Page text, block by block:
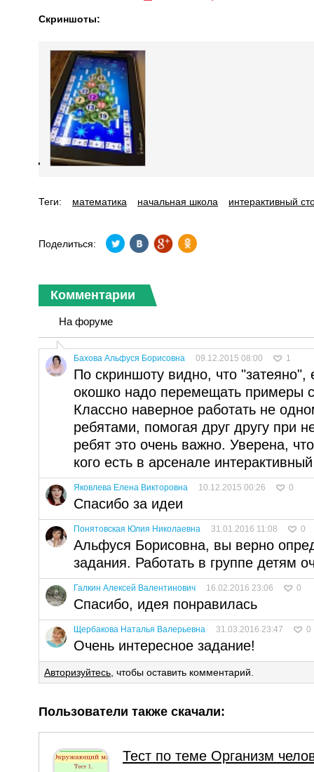
Скриншоты:
Теги: математика начальная школа интерактивный
Поделиться:
Комментарии
На форуме
Бахова Альфуся Борисовна 09.12.2015 08:00 1
По скриншоту видно, что
окошко надо перемещать примеры
Классно наверное работать не
ребятами, помогая друг другу при
ребят это очень важно. Уверена,
кого есть в арсенале
Яковлева Елена Викторовна 10.12.2015 00:26 0
Спасибо за идеи
Понятовская Юлия Николаевна 31.01.2016 11:08 0
Альфуся Борисовна, вы верно
задания. Работать в группе детям
Галкин Алексей Валентинович 16.02.2016 23:06 0
Спасибо, идея понравилась
Щербакова Наталья Валерьевна 31.03.2016 23:47 0
Очень интересное задание!
Авторизуйтесь , чтобы оставить комментарий.
Пользователи также скачали:
Тест по теме Организм